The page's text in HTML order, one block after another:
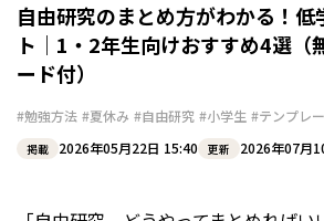
自由研究のまとめ方がわかる！低
ト｜1・2年生向けおすすめ4選（
ード付）
#勉強方法 #夏休み #自由研究 #小学生 #テンプレ
掲載 2026年05月22日 15:40 更新 2026年07月